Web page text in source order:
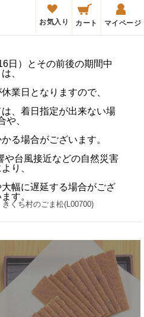
お気入り カート マイページ
日）とその前後の期間中
は、
業日となりますので、
、着日指定が出来ない場
や、
る場合がございます。
や台風接近などの自然災害
り、
幅に遅延する場合がござ
す。
きくち村のごま松(L00700)